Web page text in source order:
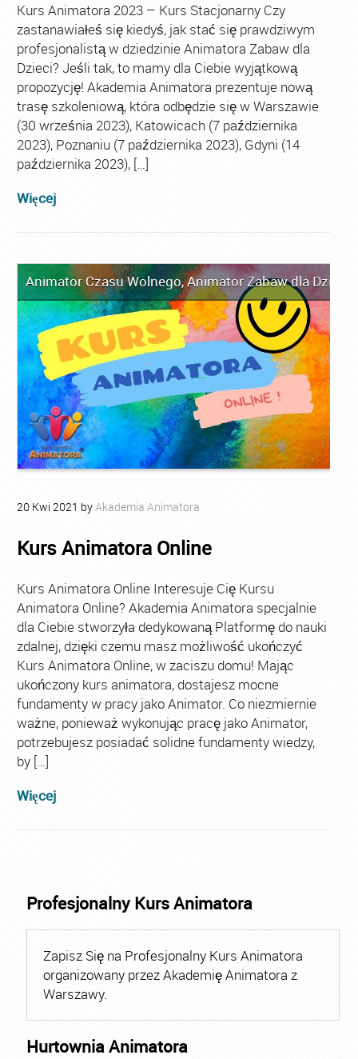
Kurs Animatora 2023 – Kurs Stacjonarny Czy
zastanawiałeś się kiedyś, jak stać się prawdziwym
profesjonalistą w dziedzinie Animatora Zabaw dla
Dzieci? Jeśli tak, to mamy dla Ciebie wyjątkową
propozycję! Akademia Animatora prezentuje nową
trasę szkoleniową, która odbędzie się w Warszawie
(30 września 2023), Katowicach (7 października
2023), Poznaniu (7 października 2023), Gdyni (14
października 2023), […]
Więcej
Animator Czasu Wolnego,Animator Zabaw dla Dzieci
20 Kwi 2021 byAkademia Animatora
Kurs Animatora Online
Kurs Animatora Online Interesuje Cię Kursu
Animatora Online? Akademia Animatora specjalnie
dla Ciebie stworzyła dedykowaną Platformę do nauki
zdalnej, dzięki czemu masz możliwość ukończyć
Kurs Animatora Online, w zaciszu domu! Mając
ukończony kurs animatora, dostajesz mocne
fundamenty w pracy jako Animator. Co niezmiernie
ważne, ponieważ wykonując pracę jako Animator,
potrzebujesz posiadać solidne fundamenty wiedzy,
by […]
Więcej
Profesjonalny Kurs Animatora
Zapisz Się na Profesjonalny Kurs Animatora
organizowany przez Akademię Animatora z
Warszawy.
Hurtownia Animatora